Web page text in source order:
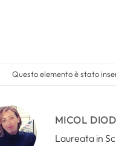
Questo elemento è stato
MICOL
Laureata in